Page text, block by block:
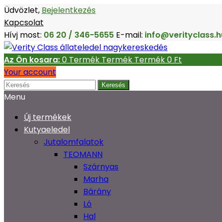
Üdvözlet, Bejelentkezés
Kapcsolat
Hívj most: 06 20 / 346-5655 E-mail:
Az Ön kosara:0 Termék Termék Termék0 Ft‎
Your account
Keresés
Menu
Új termékek
Kutyaeledel
Jutalomfalatok
TEOMANN
Szárnyas
Marha
Bárány
Ló
Hal